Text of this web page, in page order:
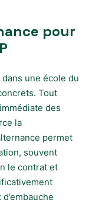
pour
une école du
Tout
des
la
permet
souvent
le contrat et